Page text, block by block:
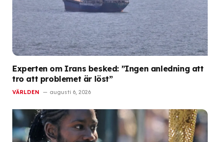
Experten om Irans besked: ”Ingen anledning att
tro att problemet är löst”
VÄRLDEN augusti 6, 2026